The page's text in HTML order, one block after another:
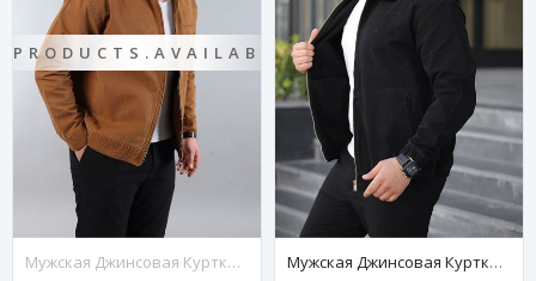
PRODUCTS.AVAILABILITY.OUTOFSTOCK
Мужская Джинсовая Куртка-Бомбер Оверсайз Цвета Хаки, Стираная Модель На Молнии Мужская Джинсовая Куртка-Бомбер Оверсайз Цвета Хаки, Стираная Модель На Молнии